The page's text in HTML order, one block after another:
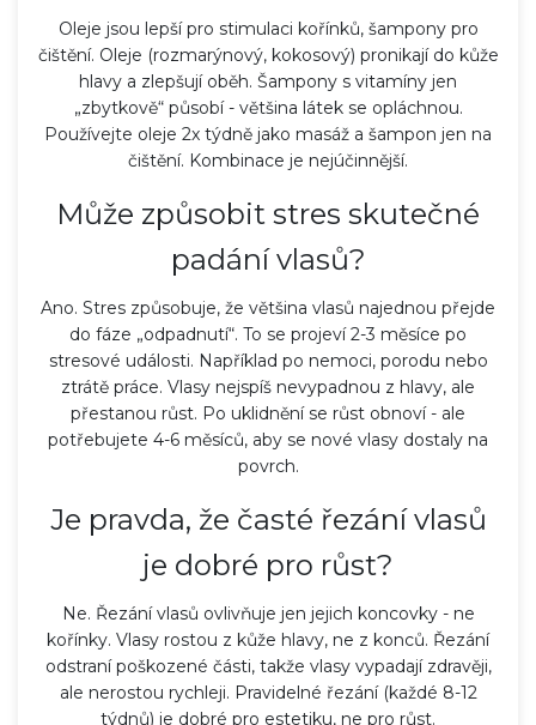
Oleje jsou lepší pro stimulaci kořínků, šampony pro
čištění. Oleje (rozmarýnový, kokosový) pronikají do kůže
hlavy a zlepšují oběh. Šampony s vitamíny jen
„zbytkově“ působí - většina látek se opláchnou.
Používejte oleje 2x týdně jako masáž a šampon jen na
čištění. Kombinace je nejúčinnější.
Může způsobit stres skutečné
padání vlasů?
Ano. Stres způsobuje, že většina vlasů najednou přejde
do fáze „odpadnutí“. To se projeví 2-3 měsíce po
stresové události. Například po nemoci, porodu nebo
ztrátě práce. Vlasy nejspíš nevypadnou z hlavy, ale
přestanou růst. Po uklidnění se růst obnoví - ale
potřebujete 4-6 měsíců, aby se nové vlasy dostaly na
povrch.
Je pravda, že časté řezání vlasů
je dobré pro růst?
Ne. Řezání vlasů ovlivňuje jen jejich koncovky - ne
kořínky. Vlasy rostou z kůže hlavy, ne z konců. Řezání
odstraní poškozené části, takže vlasy vypadají zdravěji,
ale nerostou rychleji. Pravidelné řezání (každé 8-12
týdnů) je dobré pro estetiku, ne pro růst.